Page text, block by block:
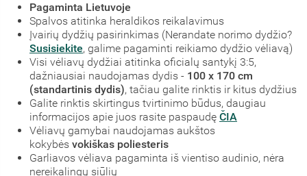
Pagaminta Lietuvoje
Spalvos atitinka heraldikos reikalavimus
Įvairių dydžių pasirinkimas (Nerandate norimo dydžio?
Susisiekite, galime pagaminti reikiamo dydžio vėliavą)
Visi vėliavų dydžiai atitinka oficialų santykį 3:5,
dažniausiai naudojamas dydis - 100 x 170 cm
(standartinis dydis), tačiau galite rinktis ir kitus dydžius
Galite rinktis skirtingus tvirtinimo būdus, daugiau
informacijos apie juos rasite paspaudę ČIA
Vėliavų gamybai naudojamas aukštos
kokybės vokiškas poliesteris
Garliavos vėliava pagaminta iš vientiso audinio, nėra
nereikalingų siūlių